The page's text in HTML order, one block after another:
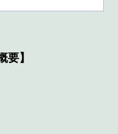
要】